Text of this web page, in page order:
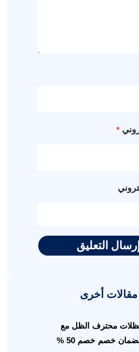
*
مقالات أخرى
محترف الظل مع
خصم خصم 50 %